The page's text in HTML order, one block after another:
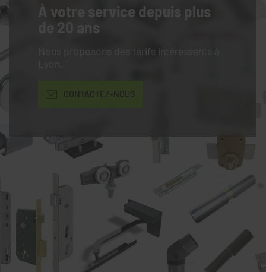
À votre service depuis plus
de 20 ans
Nous proposons des tarifs intéressants à
CONTACTEZ-NOUS